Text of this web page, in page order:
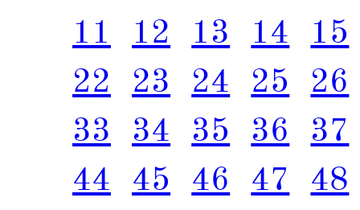
11
12 13 14
15
22
23 24 25
26
33
34 35 36
37
44 45 46 47
48